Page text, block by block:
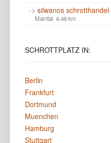
-> silwanos schrotthandel
Maintal 6.48 km
SCHROTTPLATZ IN:
Berlin
Frankfurt
Dortmund
Muenchen
Hamburg
Stuttgart